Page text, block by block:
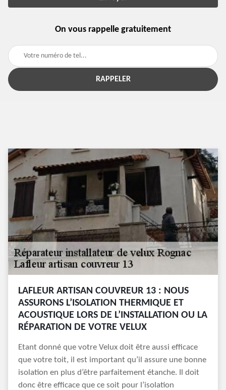
On vous rappelle gratuitement
LAFLEUR ARTISAN COUVREUR 13 : NOUS
ASSURONS L’ISOLATION THERMIQUE ET
ACOUSTIQUE LORS DE L’INSTALLATION OU LA
RÉPARATION DE VOTRE VELUX
Etant donné que votre Velux doit être aussi efficace
que votre toit, il est important qu’il assure une bonne
isolation en plus d’être parfaitement étanche. Il doit
donc être efficace que ce soit pour l’isolation